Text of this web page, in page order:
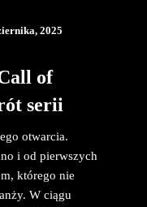
2025
of
serii
otwarcia.
i od pierwszych
którego nie
W ciągu